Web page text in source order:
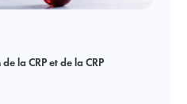
la CRP et de la CRP